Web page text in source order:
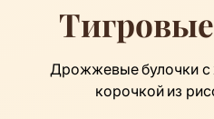
Дрожжевые булочки с
корочкой из